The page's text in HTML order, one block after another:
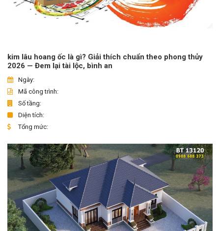
kim lâu hoang ốc là gì? Giải thích chuẩn theo phong thủy
2026 — Đem lại tài lộc, bình an
Ngày:
Mã công trình:
Số tầng:
Diện tích:
Tổng mức: